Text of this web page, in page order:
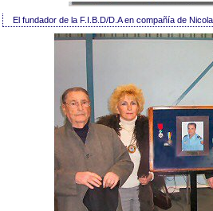
El fundador de la F.I.B.D/D.A en compañía de